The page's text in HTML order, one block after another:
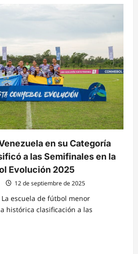
en su Categoría
a las Semifinales en la
Evolución 2025
12 de septiembre de 2025
La escuela de fútbol menor
histórica clasificación a las